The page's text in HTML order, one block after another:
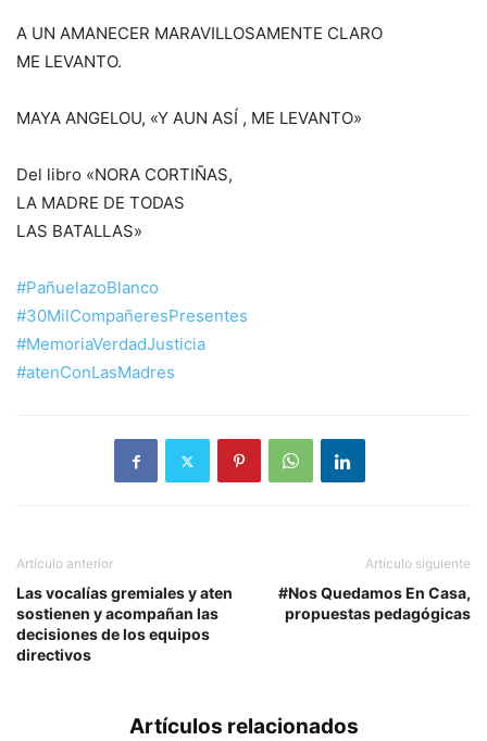
A UN AMANECER MARAVILLOSAMENTE CLARO
ME LEVANTO.
MAYA ANGELOU, «Y AUN ASÍ , ME LEVANTO»
Del libro «NORA CORTIÑAS,
LA MADRE DE TODAS
LAS BATALLAS»
#PañuelazoBlanco
#30MilCompañeresPresentes
#MemoriaVerdadJusticia
#atenConLasMadres
Artículo anterior
Las vocalías gremiales y aten
sostienen y acompañan las
decisiones de los equipos
directivos
Artículo siguiente
#Nos Quedamos En Casa,
propuestas pedagógicas
Artículos relacionados